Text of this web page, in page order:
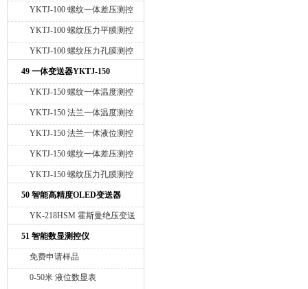
仪-探头加长
YKTJ-100 螺纹一体差压测控
仪
YKTJ-100 螺纹压力平膜测控
仪
YKTJ-100 螺纹压力孔膜测控
49 一体变送器YKTJ-150
YKTJ-150 螺纹一体温度测控
仪
YKTJ-150 法兰一体温度测控
仪
YKTJ-150 法兰一体液位测控
仪
YKTJ-150 螺纹一体差压测控
仪
YKTJ-150 螺纹压力孔膜测控
仪
50 智能高精度OLED变送器
YK-218
YK-218HSM 霍斯曼绝压变送
器
51 智能数显测控仪
免费申请样品
0-50米 液位数显表